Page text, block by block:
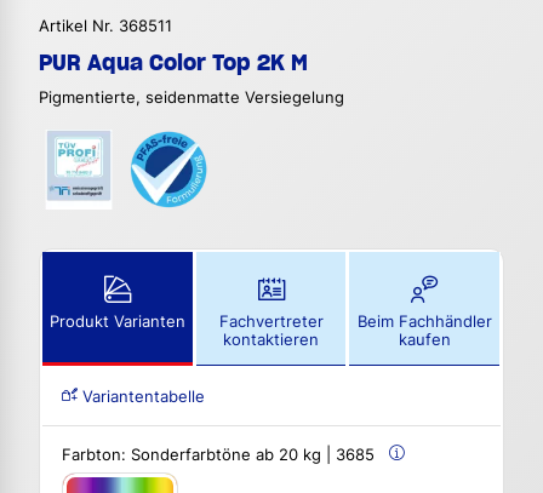
Artikel Nr. 368511
PUR Aqua Color Top 2K M
Pigmentierte, seidenmatte Versiegelung
Produkt Varianten
Fachvertreter
kontaktieren
Beim Fachhändler
kaufen
Variantentabelle
Farbton: Sonderfarbtöne ab 20 kg | 3685